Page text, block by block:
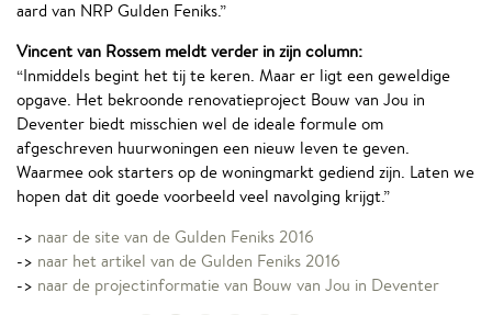
aard van NRP Gulden Feniks.”
Vincent van Rossem meldt verder in zijn column:
“Inmiddels begint het tij te keren. Maar er ligt een geweldige
opgave. Het bekroonde renovatieproject Bouw van Jou in
Deventer biedt misschien wel de ideale formule om
afgeschreven huurwoningen een nieuw leven te geven.
Waarmee ook starters op de woningmarkt gediend zijn. Laten we
hopen dat dit goede voorbeeld veel navolging krijgt.”
-> naar de site van de Gulden Feniks 2016
-> naar het artikel van de Gulden Feniks 2016
-> naar de projectinformatie van Bouw van Jou in Deventer